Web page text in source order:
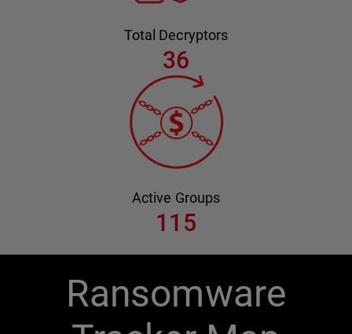
Total Decryptors
36
Active Groups
115
Ransomware